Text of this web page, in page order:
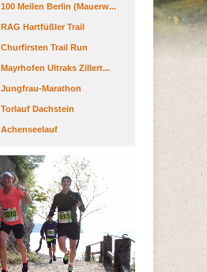
100 Meilen Berlin (Mauerw...
RAG Hartfüßler Trail
Churfirsten Trail Run
Mayrhofen Ultraks Zillert...
Jungfrau-Marathon
Torlauf Dachstein
Achenseelauf